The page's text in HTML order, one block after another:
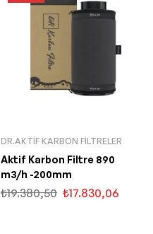
DR.AKTIF KARBON FILTRELER
Aktif Karbon Filtre 890
m3/h -200mm
₺19.380,50 ₺17.830,06